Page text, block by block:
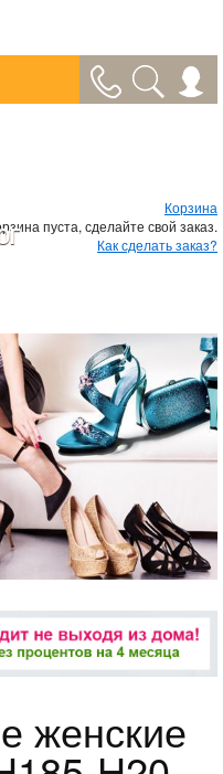
Корзина
пуста, сделайте свой заказ.
Как сделать заказ?
женские